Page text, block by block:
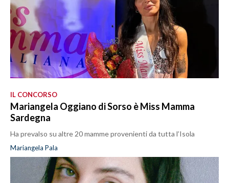
IL CONCORSO
Mariangela Oggiano di Sorso è Miss Mamma
Sardegna
Ha prevalso su altre 20 mamme provenienti da tutta l’Isola
Mariangela Pala